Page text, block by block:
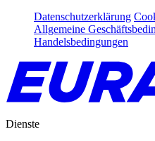
Datenschutzerklärung
Allgemeine
Handelsbedingungen
Dienste